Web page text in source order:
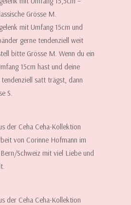
Grösse M.
mit Umfang 15cm und
gerne tendenziell weit
bitte Grösse M. Wenn du ein
15cm hast und deine
satt trägst, dann
S.
der Ceha Ceha-Kollektion
von Corinne Hofmann im
Schweiz mit viel Liebe und
der Ceha Ceha-Kollektion